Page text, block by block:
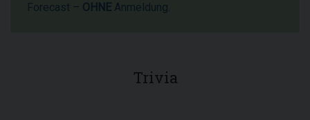
Forecast – OHNE Anmeldung.
Trivia